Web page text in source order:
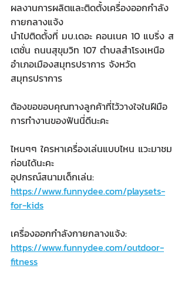
ผลงานการผลิตและติดตั้งเครื่องออกกำลัง
กายกลางแจ้ง
นำไปติดตั้งที่ มบ.เดอะ คอนเนค 10 แบริ่ง ส
เตชั่น ถนนสุขุมวิท 107 ตำบลสำโรงเหนือ
อำเภอเมืองสมุทรปราการ จังหวัด
สมุทรปราการ
ต้องขอขอบคุณทางลูกค้าที่ไว้วางใจในฝีมือ
การทำงานของฟันนี่ดีนะคะ
ไหนๆๆ ใครหาเครื่องเล่นแบบไหน แวะมาชม
ก่อนได้นะคะ
อุปกรณ์สนามเด็กเล่น:
https://www.funnydee.com/playsets-
for-kids
เครื่องออกกำลังกายกลางแจ้ง:
https://www.funnydee.com/outdoor-
fitness